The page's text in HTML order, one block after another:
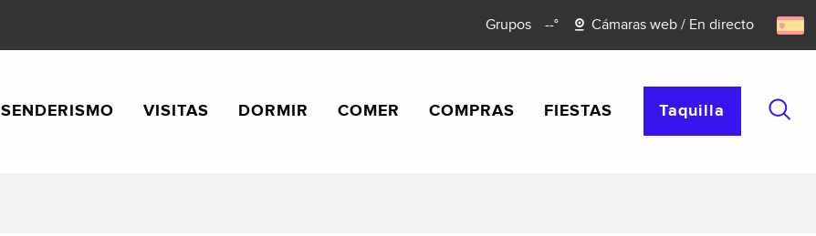
Grupos --° Cámaras web / En directo
SENDERISMO VISITAS DORMIR COMER COMPRAS FIESTAS Taquilla